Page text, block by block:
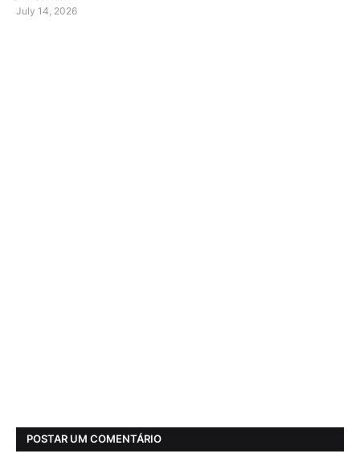
July 14, 2026
POSTAR UM COMENTÁRIO